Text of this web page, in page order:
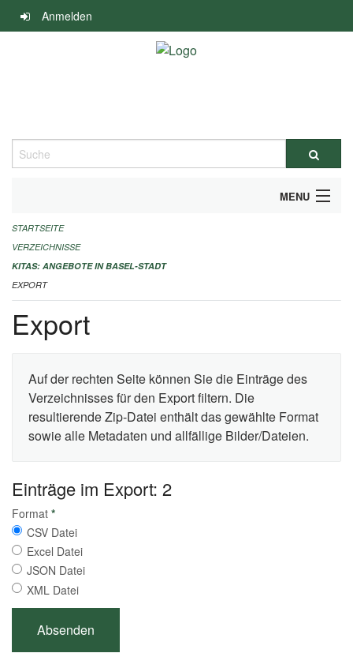
Navigation
überspringen
Anmelden
Suche
MENU
ALLGEMEINE INFORMATIONEN
IMPRESSUM
STARTSEITE
VERZEICHNISSE
KITAS: ANGEBOTE IN BASEL-STADT
EXPORT
Export
Auf der rechten Seite können Sie die Einträge des
Verzeichnisses für den Export filtern. Die
resultierende Zip-Datei enthält das gewählte Format
sowie alle Metadaten und allfällige Bilder/Dateien.
Einträge im Export: 2
Format *
CSV Datei
Excel Datei
JSON Datei
XML Datei